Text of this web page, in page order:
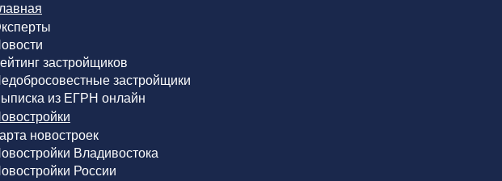
застройщиков
застройщики
из ЕГРН онлайн
новостроек
Владивостока
России